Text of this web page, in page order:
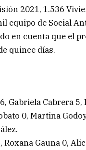
2021, 1.536
de Social
en cuenta que el
quince días.
Gabriela Cabrera
0, Martina
Gauna 0,